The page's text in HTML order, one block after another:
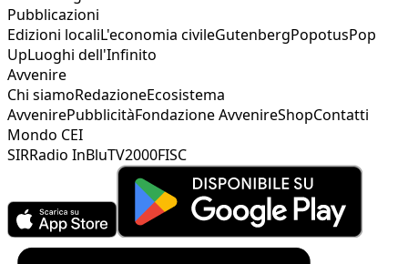
Pubblicazioni
Edizioni localiL'economia civileGutenbergPopotusPop
UpLuoghi dell'Infinito
Avvenire
Chi siamoRedazioneEcosistema
AvvenirePubblicitàFondazione AvvenireShopContatti
Mondo CEI
SIRRadio InBluTV2000FISC